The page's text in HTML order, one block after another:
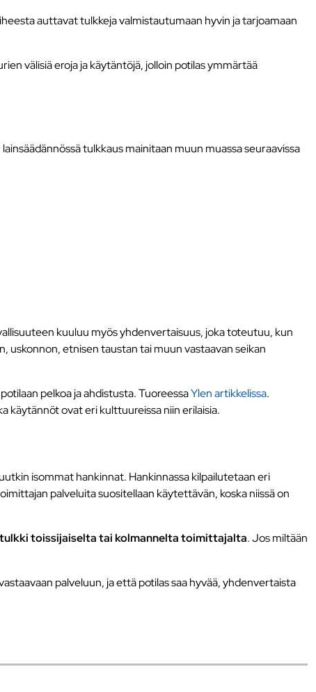
auttavat tulkkeja valmistautumaan hyvin ja tarjoamaan
välisiä eroja ja käytäntöjä, jolloin potilas ymmärtää
tulkkaus mainitaan muun muassa seuraavissa
kuuluu myös yhdenvertaisuus, joka toteutuu, kun
uskonnon, etnisen taustan tai muun vastaavan seikan
pelkoa ja ahdistusta. TuoreessaYlen artikkelissa.
käytännöt ovat eri kulttuureissa niin erilaisia.
isommat hankinnat. Hankinnassa kilpailutetaan eri
palveluita suositellaan käytettävän, koska niissä on
toissijaiselta tai kolmannelta toimittajalta. Jos miltään
palveluun, ja että potilas saa hyvää, yhdenvertaista